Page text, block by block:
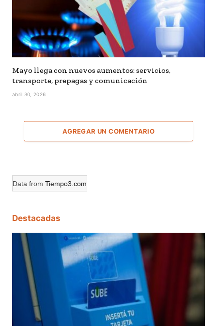
Mayo llega con nuevos aumentos: servicios,
transporte, prepagas y comunicación
abril 30, 2026
AGREGAR UN COMENTARIO
Data from Tiempo3.com
Destacadas